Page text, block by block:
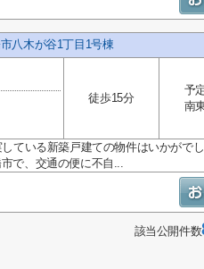
八木が谷1丁目1号棟
徒歩15分
予
南
ている新築戸建ての物件はいかがで
で、交通の便に不自...
該当公開件数